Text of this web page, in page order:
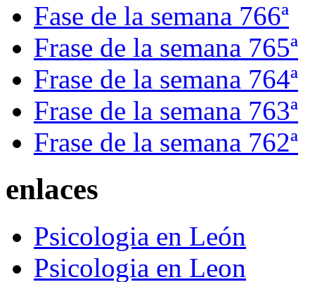
Fase de la semana 766ª
Frase de la semana 765ª
Frase de la semana 764ª
Frase de la semana 763ª
Frase de la semana 762ª
enlaces
Psicologia en León
Psicologia en Leon